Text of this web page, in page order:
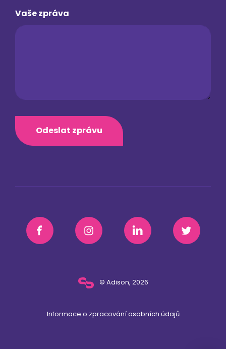
Vaše zpráva
Odeslat zprávu
© Adison, 2026
Informace o zpracování osobních údajů